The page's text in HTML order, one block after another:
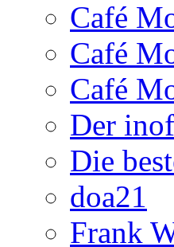
Café
Café
Café
Der
Die
doa21
Frank